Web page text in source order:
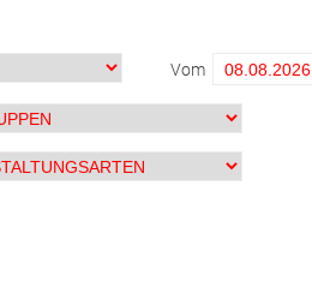
Vom